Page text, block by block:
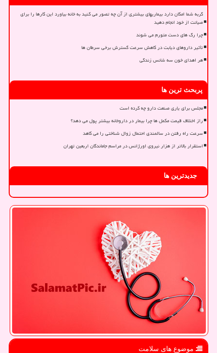
گربه شما امکان دارد بیماریهای بیشتری از آن چه تصور می کنید به خانه بیاورد این کارها را برای
صیانت از خود انجام دهید
چرا رگ های دست متورم می شوند
تأثیر داروهای دیابت در کاهش سرعت گسترش برخی سرطان ها
هر اهدای خون سه شانس زندگی
پربحث ترین ها
مجلس برای یاری صنعت دارو چه کرده است
راز اختلاف قیمت مکمل ها چرا بیمار در داروخانه بیشتر پول می دهد؟
سرعت راه رفتن در سالمندی احتمال زوال شناختی را می کاهد
استقرار بالاتر از هزار نیروی اورژانس در مراسم جاماندگان اربعین تهران
جدیدترین ها
موضوع های سلامت